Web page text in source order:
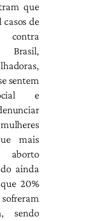
que
de
contra
sentem
e
mais
ainda
20%
sendo